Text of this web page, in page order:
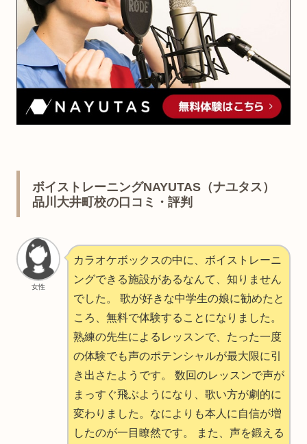
ボイストレーニングNAYUTAS（ナユタス）
品川大井町校の口コミ・評判
女性
カラオケボックスの中に、ボイストレーニ
ングできる施設があるなんて、知りません
でした。 歌が好きな中学生の娘に勧めたと
ころ、無料で体験することになりました。
熟練の先生によるレッスンで、たった一度
の体験でも声のポテンシャルが最大限に引
き出さたようです。 数回のレッスンで声が
まっすぐ飛ぶようになり、歌い方が劇的に
変わりました。なによりも本人に自信が増
したのが一目瞭然です。 また、声を鍛える